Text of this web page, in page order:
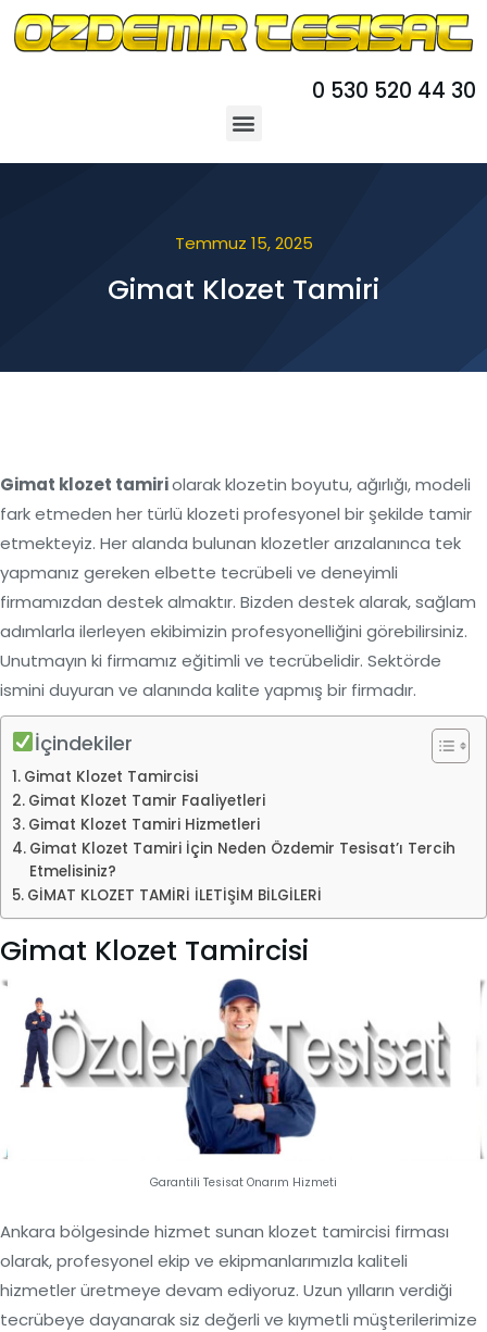
0 530 520 44 30
Temmuz 15, 2025
Gimat Klozet Tamiri
Gimat klozet tamiriolarak klozetin boyutu, ağırlığı, modeli
fark etmeden her türlü klozeti profesyonel bir şekilde tamir
etmekteyiz. Her alanda bulunan klozetler arızalanınca tek
yapmanız gereken elbette tecrübeli ve deneyimli
firmamızdan destek almaktır. Bizden destek alarak, sağlam
adımlarla ilerleyen ekibimizin profesyonelliğini görebilirsiniz.
Unutmayın ki firmamız eğitimli ve tecrübelidir. Sektörde
ismini duyuran ve alanında kalite yapmış bir firmadır.
İçindekiler
Gimat Klozet Tamircisi
Gimat Klozet Tamir Faaliyetleri
Gimat Klozet Tamiri Hizmetleri
Gimat Klozet Tamiri İçin Neden Özdemir Tesisat’ı Tercih
Etmelisiniz?
GİMAT KLOZET TAMİRİ İLETİŞİM BİLGİLERİ
Gimat Klozet Tamircisi
Garantili Tesisat Onarım Hizmeti
Ankara bölgesinde hizmet sunan klozet tamircisi firması
olarak, profesyonel ekip ve ekipmanlarımızla kaliteli
hizmetler üretmeye devam ediyoruz. Uzun yılların verdiği
tecrübeye dayanarak siz değerli ve kıymetli müşterilerimize